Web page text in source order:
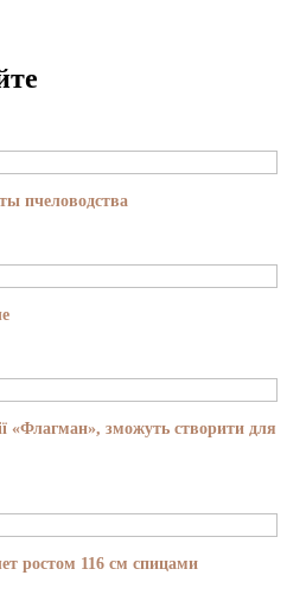
пчеловодства
«Флагман», зможуть створити для
ростом 116 см спицами